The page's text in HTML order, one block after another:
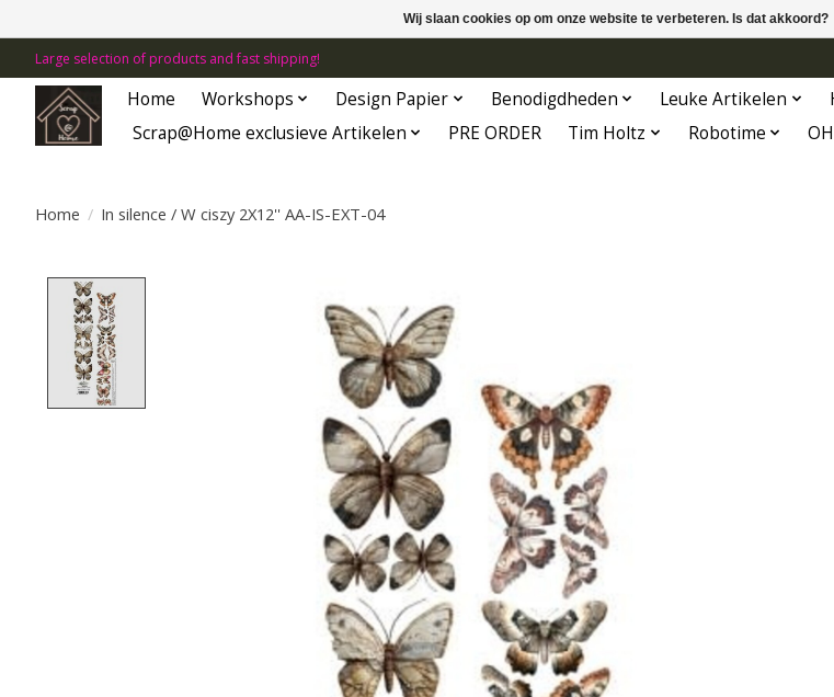
Large selection of products and fast shipping!
Home Workshops Design Papier Benodigdheden Leuke Artikelen
Scrap@Home exclusieve Artikelen
PRE ORDER Tim Holtz Robotime
Home / In silence / W ciszy 2X12'' AA-IS-EXT-04
Wij slaan cookies op om onze website te verbeteren. Is dat akkoord?